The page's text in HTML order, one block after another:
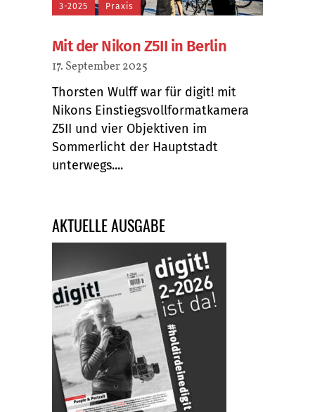
3-2025 Praxis
Mit der Nikon Z5II in Berlin
17. September 2025
Thorsten Wulff war für digit! mit
Nikons Einstiegsvollformatkamera
Z5II und vier Objektiven im
Sommerlicht der Hauptstadt
unterwegs....
AKTUELLE AUSGABE